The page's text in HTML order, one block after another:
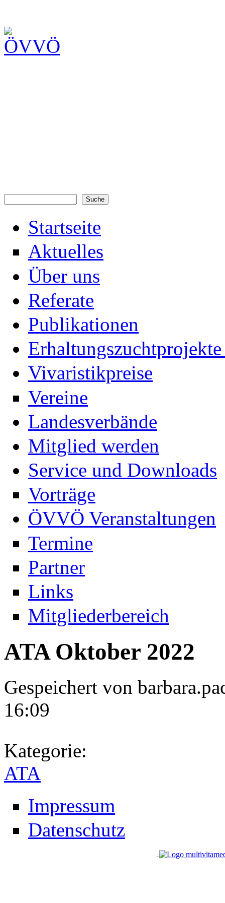
Startseite
Aktuelles
Über uns
Referate
Publikationen
Vivaristikpreise
Vereine
Landesverbände
Mitglied werden
Service und Downloads
Vorträge
ÖVVÖ Veranstaltungen
Termine
Partner
Links
Mitgliederbereich
ATA Oktober 2022
Gespeichert von
16:09
Kategorie:
ATA
Impressum
Datenschutz